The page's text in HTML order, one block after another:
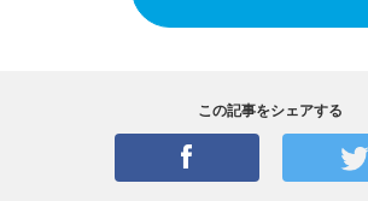
この記事をシェアする